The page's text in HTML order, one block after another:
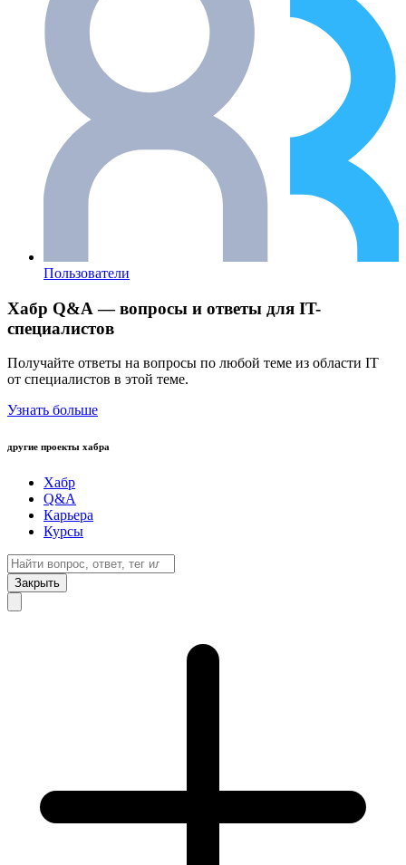
Пользователи
Хабр Q&A — вопросы и ответы для IT-
специалистов
Получайте ответы на вопросы по любой теме из области IT
от специалистов в этой теме.
Узнать больше
другие проекты хабра
Хабр
Q&A
Карьера
Курсы
Закрыть